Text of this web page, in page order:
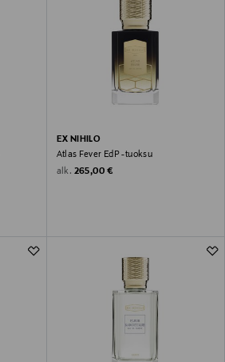
EX NIHILO
Atlas Fever EdP -tuoksu
alk. Original Price
265,00 €